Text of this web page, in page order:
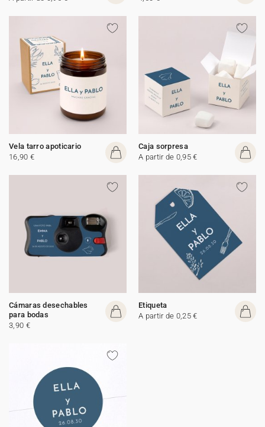
Vela tarro apoticario
16,90 €
Caja sorpresa
A partir de 0,95 €
Cámaras desechables
para bodas
3,90 €
Etiqueta
A partir de 0,25 €